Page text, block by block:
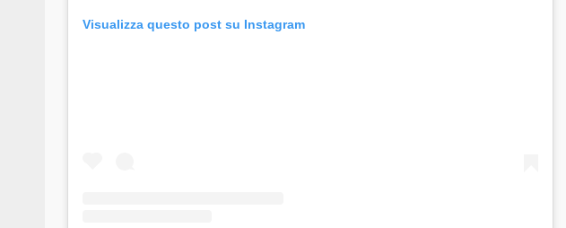
Visualizza questo post su Instagram